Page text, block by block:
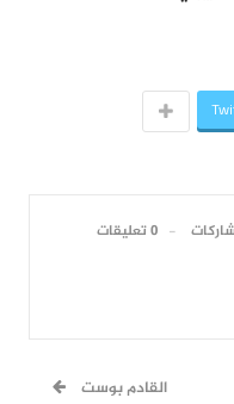
0 تعليقات
القادم بوست